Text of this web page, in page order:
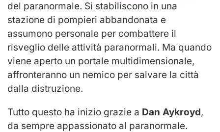
del paranormale. Si stabiliscono in una
stazione di pompieri abbandonata e
assumono personale per combattere il
risveglio delle attività paranormali. Ma quando
viene aperto un portale multidimensionale,
affronteranno un nemico per salvare la città
dalla distruzione.
Tutto questo ha inizio grazie a Dan Aykroyd,
da sempre appassionato al paranormale.